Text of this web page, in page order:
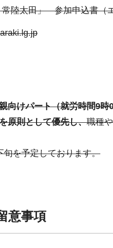
常陸太田」 参加申込書（
向けパート（就労時間9
原則として優先し、職種
を予定しております。
意事項